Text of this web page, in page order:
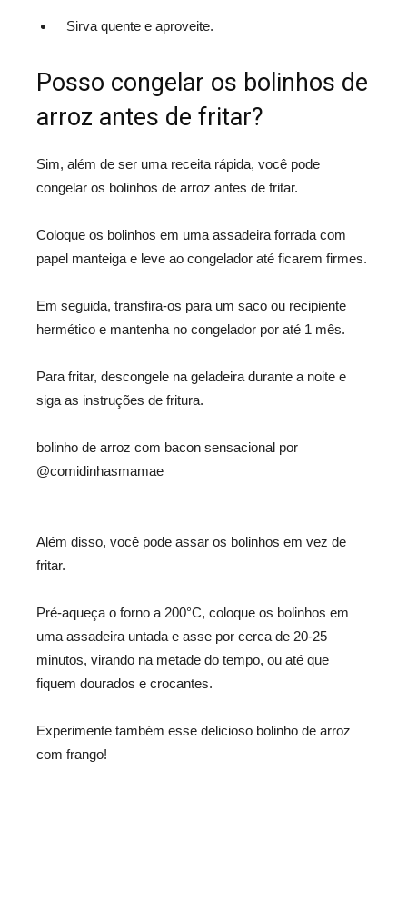
Sirva quente e aproveite.
Posso congelar os bolinhos de
arroz antes de fritar?
Sim, além de ser uma receita rápida, você pode
congelar os bolinhos de arroz antes de fritar.
Coloque os bolinhos em uma assadeira forrada com
papel manteiga e leve ao congelador até ficarem firmes.
Em seguida, transfira-os para um saco ou recipiente
hermético e mantenha no congelador por até 1 mês.
Para fritar, descongele na geladeira durante a noite e
siga as instruções de fritura.
bolinho de arroz com bacon sensacional por
@comidinhasmamae
Além disso, você pode assar os bolinhos em vez de
fritar.
Pré-aqueça o forno a 200°C, coloque os bolinhos em
uma assadeira untada e asse por cerca de 20-25
minutos, virando na metade do tempo, ou até que
fiquem dourados e crocantes.
Experimente também esse delicioso bolinho de arroz
com frango!